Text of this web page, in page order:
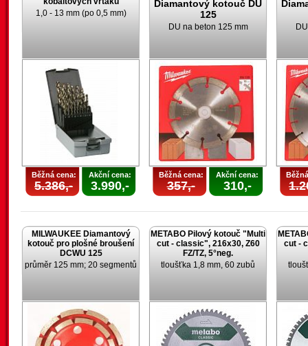
1,0 - 13 mm (po 0,5 mm)
Běžná cena:
5.386,-
Akční cena:
3.990,-
Diamantový kotouč DU
125
DU na beton 125 mm
Běžná cena:
357,-
Akční cena:
310,-
MILWAUKEE Diamantový
kotouč pro plošné broušení
DCWU 125
průměr 125 mm; 20 segmentů
METABO Pilový kotouč "Multi
cut - classic", 216x30, Z60
FZ/TZ, 5°neg.
tloušťka 1,8 mm, 60 zubů
cut -